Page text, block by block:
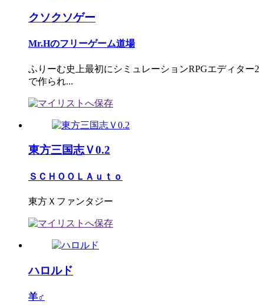
クソクソゲー
Mr.Hのフリーゲーム道場
ふりーむ史上最初にシミュレーションRPGエディター2
で作られ...
東方三国志Ｖ0.2
ＳＣＨＯＯＬＡｕｔｏ
東方Ｘファンタジー
ハロルド
羊♂